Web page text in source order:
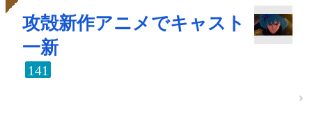
攻殻新作アニメでキャスト
一新
141